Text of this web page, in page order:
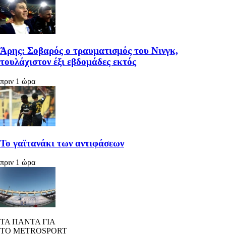
Άρης: Σοβαρός ο τραυματισμός του Νινγκ,
τουλάχιστον έξι εβδομάδες εκτός
πριν 1 ώρα
Το γαϊτανάκι των αντιφάσεων
πριν 1 ώρα
ΤΑ ΠΑΝΤΑ ΓΙΑ
ΤΟ METROSPORT